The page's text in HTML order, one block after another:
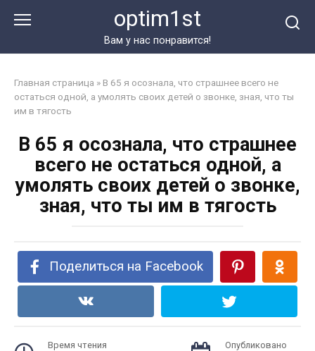
optim1st
Вам у нас понравится!
Главная страница » В 65 я осознала, что страшнее всего не
остаться одной, а умолять своих детей о звонке, зная, что ты
им в тягость
В 65 я осознала, что страшнее
всего не остаться одной, а
умолять своих детей о звонке,
зная, что ты им в тягость
Поделиться на Facebook
Время чтения Опубликовано